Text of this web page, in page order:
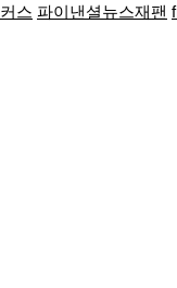
스 파이낸셜뉴스재팬